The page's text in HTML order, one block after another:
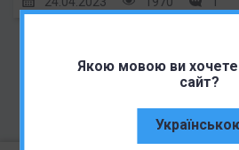
Якою мовою ви
сайт?